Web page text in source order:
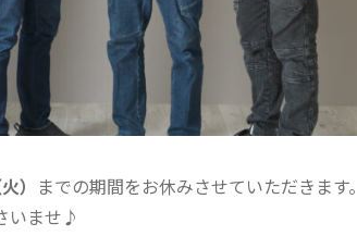
） までの期間をお休みさせていただきます。
いませ♪